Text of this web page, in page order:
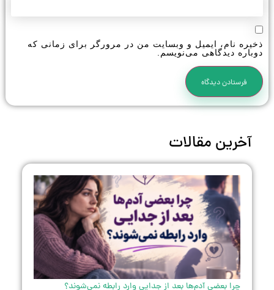
ذخیره نام، ایمیل و وبسایت من در مرورگر برای زمانی که
دوباره دیدگاهی می‌نویسم.
آخرین مقالات
چرا بعضی آدم‌ها بعد از جدایی وارد رابطه نمی‌شوند؟